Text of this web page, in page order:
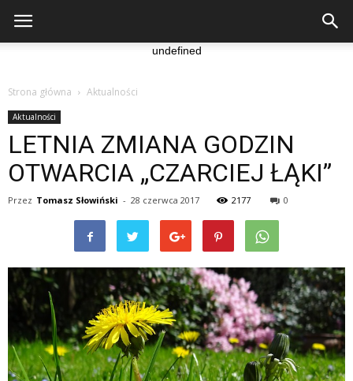
undefined
Strona główna Aktualności
Aktualności
LETNIA ZMIANA GODZIN
OTWARCIA „CZARCIEJ ŁĄKI”
Przez Tomasz Słowiński - 28 czerwca 2017 2177 0